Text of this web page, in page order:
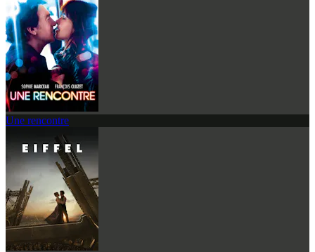
Une rencontre